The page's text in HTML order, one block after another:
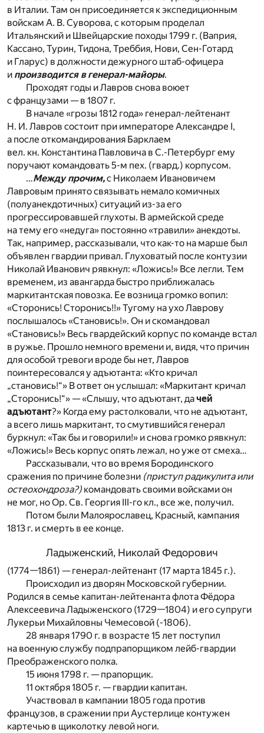
в Италии. Там он присоединяется к экспедиционным
войскам А. В. Суворова, с которым проделал
Итальянский и Швейцарские походы 1799 г. (Ваприя,
Кассано, Турин, Тидона, Треббия, Нови, Сен-Готард
и Гларус) в должности дежурного штаб-офицера
и производится в генерал-майоры.
Проходят годы и Лавров снова воюет
с французами — в 1807 г.
В начале «грозы 1812 года» генерал-лейтенант
Н. И. Лавров состоит при императоре Александре I,
а после откомандирования Барклаем
вел. кн. Константина Павловича в С.-Петербург ему
поручают командовать 5-м пех. (гвард.) корпусом.
…Между прочим,с Николаем Ивановичем
Лавровым принято связывать немало комичных
(полуанекдотичных) ситуаций из-за его
прогрессировавшей глухоты. В армейской среде
на тему его «недуга» постоянно «травили» анекдоты.
Так, например, рассказывали, что как-то на марше был
объявлен гвардии привал. Глуховатый после контузии
Николай Иванович рявкнул: «Ложись!» Все легли. Тем
временем, из авангарда быстро приближалась
маркитантская повозка. Ее возница громко вопил:
«Сторонись! Сторонись!!» Тугому на ухо Лаврову
послышалось «Становись!». Он и скомандовал
«Становись!» Весь гвардейский корпус по команде встал
в ружье. Прошло немного времени и, видя, что причин
для особой тревоги вроде бы нет, Лавров
поинтересовался у адъютанта: «Кто кричал
„становись!“» В ответ он услышал: «Маркитант кричал
„Cторонись!“» — «Слышу, что адъютант, дачей
адъютант?» Когда ему растолковали, что не адъютант,
а всего лишь маркитант, то смутившийся генерал
буркнул: «Так бы и говорили!» и снова громко рявкнул:
«Ложись!» Весь корпус опять лежал, но уже от смеха…
Рассказывали, что во время Бородинского
сражения по причине болезни (приступ радикулита или
остеохондроза?) командовать своими войсками он
не мог, но Ор. Св. Георгия III-го кл., все же, получил.
Потом были Малоярославец, Красный, кампания
1813 г. и смерть в ее конце.
Ладыженский, Николай Федорович
(1774—1861) — генерал-лейтенант (17 марта 1845 г.).
Происходил из дворян Московской губернии.
Родился в семье капитан-лейтенанта флота Фёдора
Алексеевича Ладыженского (1729—1804) и его супруги
Лукерьи Михайловны Чемесовой (-1806).
28 января 1790 г. в возрасте 15 лет поступил
на военную службу подпрапорщиком лейб-гвардии
Преображенского полка.
15 июня 1798 г. — прапорщик.
11 октября 1805 г. — гвардии капитан.
Участвовал в кампании 1805 года против
французов, в сражении при Аустерлице контужен
картечью в щиколотку левой ноги.